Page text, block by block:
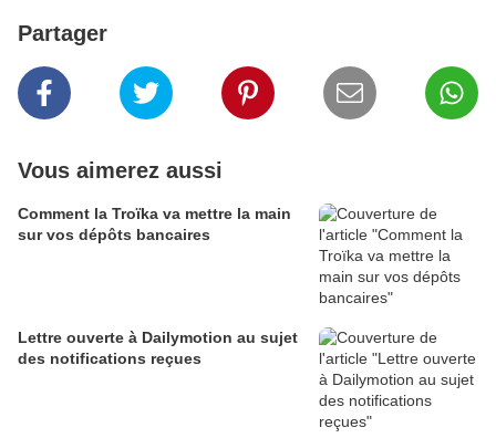
Partager
Vous aimerez aussi
Comment la Troïka va mettre la main
sur vos dépôts bancaires
Lettre ouverte à Dailymotion au sujet
des notifications reçues